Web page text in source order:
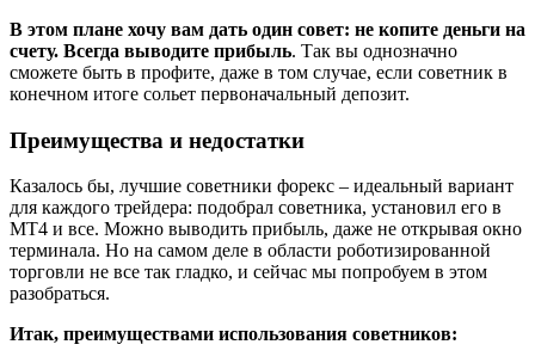
В этом плане хочу вам дать один совет: не копите деньги на
счету. Всегда выводите прибыль. Так вы однозначно
сможете быть в профите, даже в том случае, если советник в
конечном итоге сольет первоначальный депозит.
Преимущества и недостатки
Казалось бы, лучшие советники форекс – идеальный вариант
для каждого трейдера: подобрал советника, установил его в
МТ4 и все. Можно выводить прибыль, даже не открывая окно
терминала. Но на самом деле в области роботизированной
торговли не все так гладко, и сейчас мы попробуем в этом
разобраться.
Итак, преимуществами использования советников: